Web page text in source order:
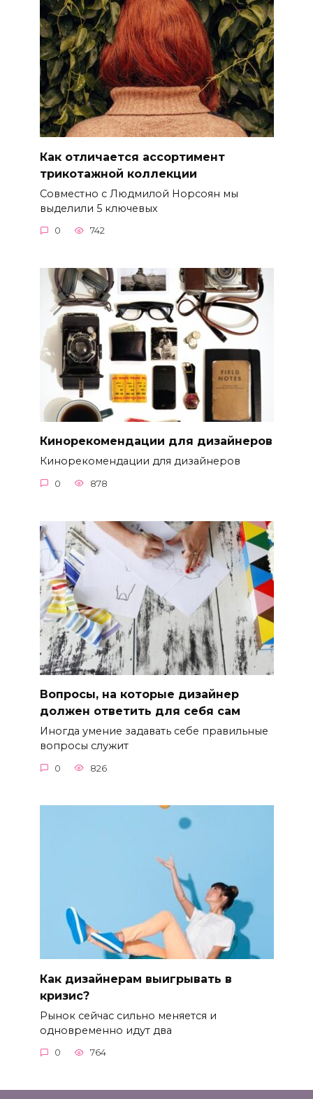
Как отличается ассортимент
трикотажной коллекции
Совместно с Людмилой Норсоян мы
выделили 5 ключевых
0 742
Кинорекомендации для дизайнеров
Кинорекомендации для дизайнеров
0 878
Вопросы, на которые дизайнер
должен ответить для себя сам
Иногда умение задавать себе правильные
вопросы служит
0 826
Как дизайнерам выигрывать в
кризис?
Рынок сейчас сильно меняется и
одновременно идут два
0 764